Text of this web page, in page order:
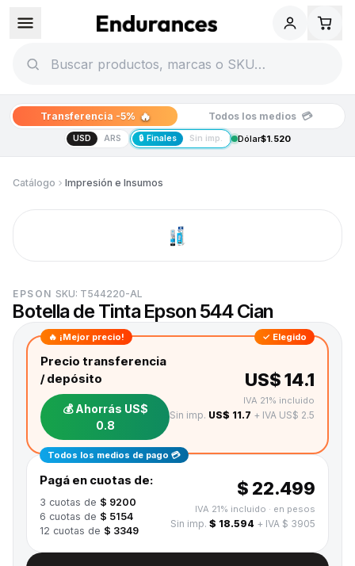
Transferencia -5% 🔥 Todos los medios 💳
USD ARS 🔒 Finales Sin imp. Dólar$1.520
Catálogo Impresión e Insumos
EPSON SKU: T544220-AL
Botella de Tinta Epson 544 Cian
🔥 ¡Mejor precio! ✓ Elegido
Precio transferencia
/ depósito
💰 Ahorrás US$
0.8
US$ 14.1
IVA 21% incluido
Sin imp. US$ 11.7 + IVA US$ 2.5
Todos los medios de pago 💳
Pagá en cuotas de:
3 cuotas de $ 9200
6 cuotas de $ 5154
12 cuotas de $ 3349
$ 22.499
IVA 21% incluido · en pesos
Sin imp. $ 18.594 + IVA $ 3905